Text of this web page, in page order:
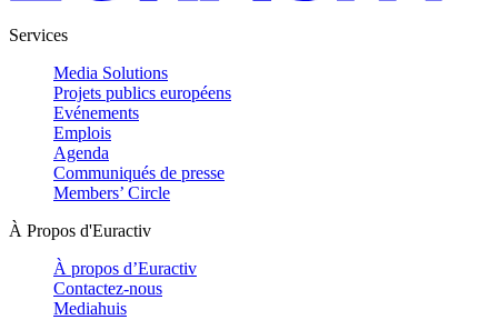
Services
Media Solutions
Projets publics européens
Evénements
Emplois
Agenda
Communiqués de presse
Members’ Circle
À Propos d'Euractiv
À propos d’Euractiv
Contactez-nous
Mediahuis